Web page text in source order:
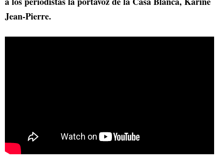
Jean-Pierre.